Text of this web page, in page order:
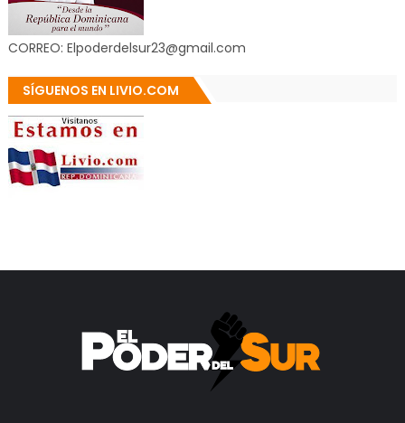
CORREO: Elpoderdelsur23@gmail.com
SÍGUENOS EN LIVIO.COM